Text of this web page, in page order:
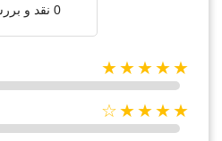
0 نقد و بررسی
★★★★★
★★★★☆